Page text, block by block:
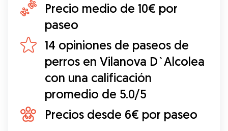
Precio medio de 10€ por
paseo
14 opiniones de paseos de
perros en Vilanova D`Alcolea
con una calificación
promedio de 5.0/5
Precios desde 6€ por paseo